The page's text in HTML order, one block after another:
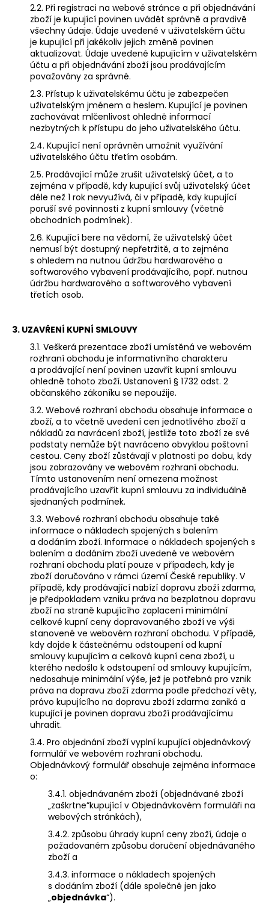
2.2. Při registraci na webové stránce a při objednávání
zboží je kupující povinen uvádět správně a pravdivě
všechny údaje. Údaje uvedené v uživatelském účtu
je kupující při jakékoliv jejich změně povinen
aktualizovat. Údaje uvedené kupujícím v uživatelském
účtu a při objednávání zboží jsou prodávajícím
považovány za správné.
2.3. Přístup k uživatelskému účtu je zabezpečen
uživatelským jménem a heslem. Kupující je povinen
zachovávat mlčenlivost ohledně informací
nezbytných k přístupu do jeho uživatelského účtu.
2.4. Kupující není oprávněn umožnit využívání
uživatelského účtu třetím osobám.
2.5. Prodávající může zrušit uživatelský účet, a to
zejména v případě, kdy kupující svůj uživatelský účet
déle než 1 rok nevyužívá, či v případě, kdy kupující
poruší své povinnosti z kupní smlouvy (včetně
obchodních podmínek).
2.6. Kupující bere na vědomí, že uživatelský účet
nemusí být dostupný nepřetržitě, a to zejména
s ohledem na nutnou údržbu hardwarového a
softwarového vybavení prodávajícího, popř. nutnou
údržbu hardwarového a softwarového vybavení
třetích osob.
3. UZAVŘENÍ KUPNÍ SMLOUVY
3.1. Veškerá prezentace zboží umístěná ve webovém
rozhraní obchodu je informativního charakteru
a prodávající není povinen uzavřít kupní smlouvu
ohledně tohoto zboží. Ustanovení § 1732 odst. 2
občanského zákoníku se nepoužije.
3.2. Webové rozhraní obchodu obsahuje informace o
zboží, a to včetně uvedení cen jednotlivého zboží a
nákladů za navrácení zboží, jestliže toto zboží ze své
podstaty nemůže být navráceno obvyklou poštovní
cestou. Ceny zboží zůstávají v platnosti po dobu, kdy
jsou zobrazovány ve webovém rozhraní obchodu.
Tímto ustanovením není omezena možnost
prodávajícího uzavřít kupní smlouvu za individuálně
sjednaných podmínek.
3.3. Webové rozhraní obchodu obsahuje také
informace o nákladech spojených s balením
a dodáním zboží. Informace o nákladech spojených s
balením a dodáním zboží uvedené ve webovém
rozhraní obchodu platí pouze v případech, kdy je
zboží doručováno v rámci území České republiky. V
případě, kdy prodávající nabízí dopravu zboží zdarma,
je předpokladem vzniku práva na bezplatnou dopravu
zboží na straně kupujícího zaplacení minimální
celkové kupní ceny dopravovaného zboží ve výši
stanovené ve webovém rozhraní obchodu. V případě,
kdy dojde k částečnému odstoupení od kupní
smlouvy kupujícím a celková kupní cena zboží, u
kterého nedošlo k odstoupení od smlouvy kupujícím,
nedosahuje minimální výše, jež je potřebná pro vznik
práva na dopravu zboží zdarma podle předchozí věty,
právo kupujícího na dopravu zboží zdarma zaniká a
kupující je povinen dopravu zboží prodávajícímu
uhradit.
3.4. Pro objednání zboží vyplní kupující objednávkový
formulář ve webovém rozhraní obchodu.
Objednávkový formulář obsahuje zejména informace
o:
3.4.1. objednávaném zboží (objednávané zboží
„zaškrtne”kupující v Objednávkovém formuláři na
webových stránkách),
3.4.2. způsobu úhrady kupní ceny zboží, údaje o
požadovaném způsobu doručení objednávaného
zboží a
3.4.3. informace o nákladech spojených
s dodáním zboží (dále společně jen jako
„objednávka“).